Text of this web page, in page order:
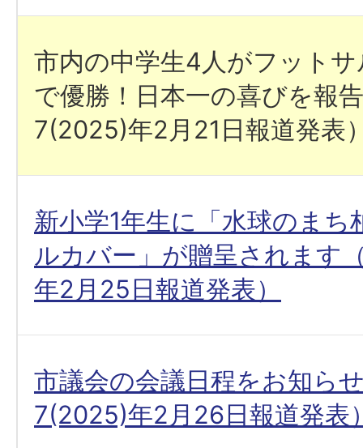
市内の中学生4人がフット
で優勝！日本一の喜びを報
7(2025)年2月21日報道発表
新小学1年生に「水球のまち
ルカバー」が贈呈されます
年2月25日報道発表）
市議会の会議日程をお知ら
7(2025)年2月26日報道発表